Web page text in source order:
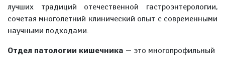
лучших традиций отечественной гастроэнтерологии,
сочетая многолетний клинический опыт с современными
научными подходами.
Отдел патологии кишечника — это многопрофильный